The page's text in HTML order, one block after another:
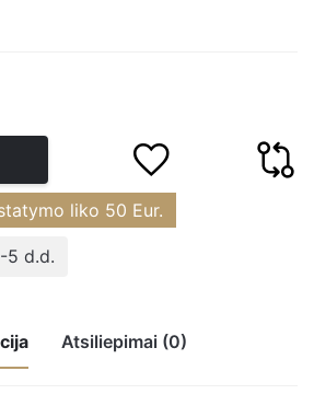
liko 50 Eur.
5 d.d.
Atsiliepimai (0)